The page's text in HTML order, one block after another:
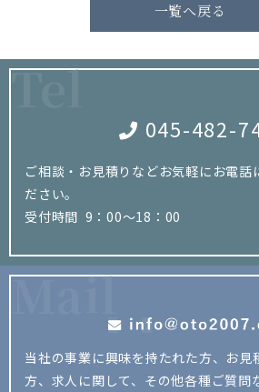
一覧へ戻る
045-482-
ご相談・お見積りなどお気軽にお電話
ださい。
受付時間 9：00～18：00
Tel
当社の事業に興味を持たれた方、お見
方、 求人に関して、その他各種ご質問
Mail